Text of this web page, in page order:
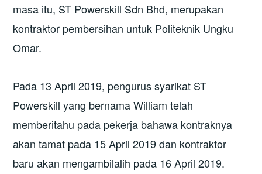
masa itu, ST Powerskill Sdn Bhd, merupakan
kontraktor pembersihan untuk Politeknik Ungku
Omar.
Pada 13 April 2019, pengurus syarikat ST
Powerskill yang bernama William telah
memberitahu pada pekerja bahawa kontraknya
akan tamat pada 15 April 2019 dan kontraktor
baru akan mengambilalih pada 16 April 2019.